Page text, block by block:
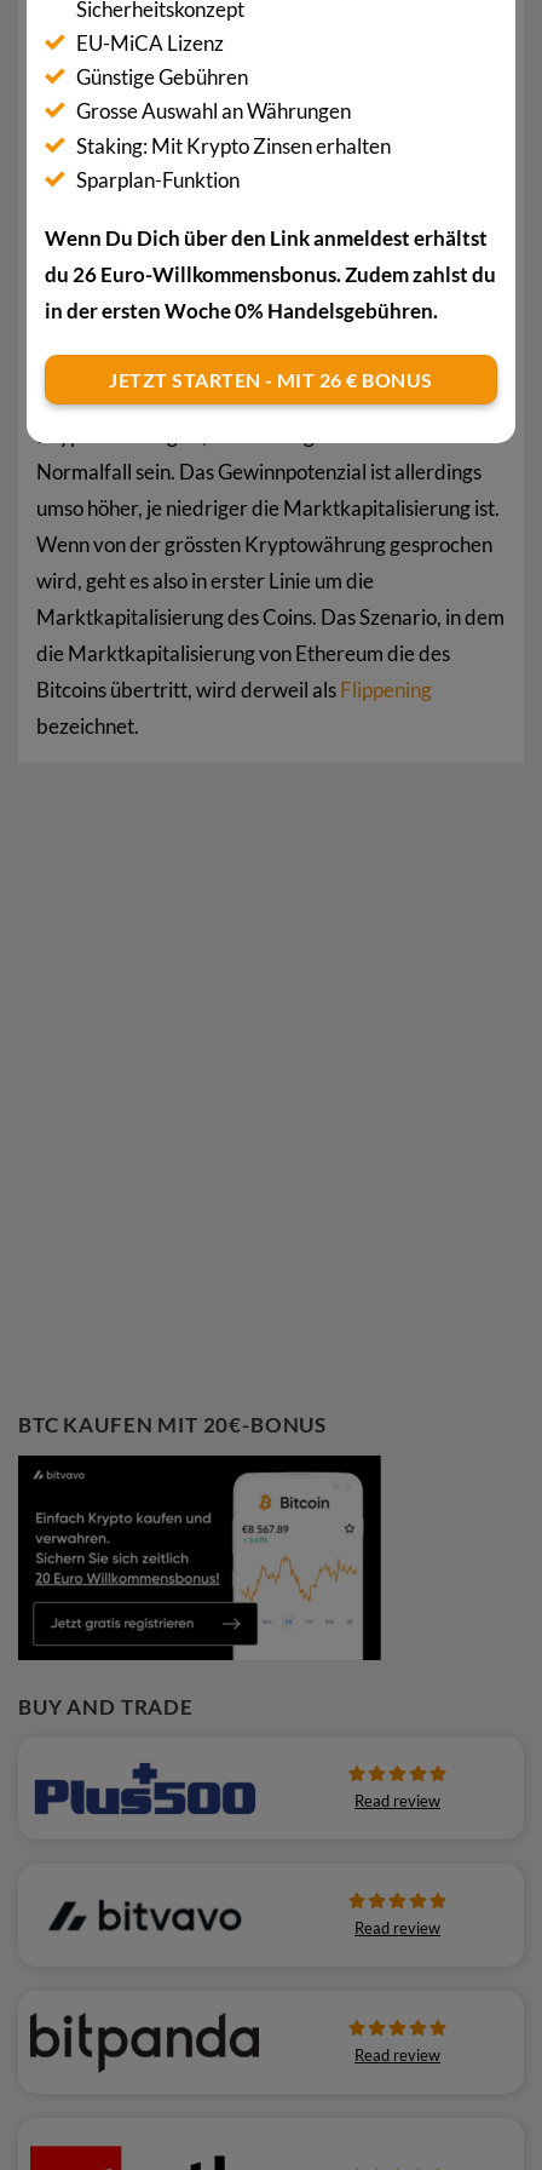
Circulating Supply) und des aktuellen Preises pro
Münze berechnet. Bisher belegt der
führende digitale Währung nach
Marktkapitalisierung den ersten Platz.
Warum ist die Marktkapitalisierung
Die Marktkapitalisierung einer Kryptowährung ist
ein wichtiger Indikator für die Beliebtheit. Sie gibt
zudem an, wie viel Geld in eine digitale Währung
investiert ist und ist daher auch für Investoren
wichtig. Je höher die Marktkapitalisierung einer
Kryptowährung ist, umso weniger volatil sollte sie im
Normalfall sein. Das Gewinnpotenzial ist allerdings
umso höher, je niedriger die Marktkapitalisierung ist.
Wenn von der grössten Kryptowährung gesprochen
wird, geht es also in erster Linie um die
Marktkapitalisierung des Coins. Das Szenario, in dem
die Marktkapitalisierung von Ethereum die des
Bitcoins übertritt, wird derweil alsFlippening
bezeichnet.
BTC KAUFEN MIT 20€-BONUS
BUY AND TRADE
Read review
Read review
Read review
Sicherheitskonzept
EU-MiCA Lizenz
Günstige Gebühren
Grosse Auswahl an Währungen
Staking: Mit Krypto Zinsen erhalten
Sparplan-Funktion
Wenn Du Dich über den Link anmeldest erhältst
du 26 Euro-Willkommensbonus. Zudem zahlst du
in der ersten Woche 0% Handelsgebühren.
JETZT STARTEN - MIT 26 € BONUS